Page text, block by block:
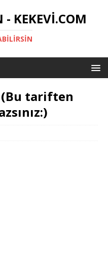
KEKEVI.COM
(Bu tariften